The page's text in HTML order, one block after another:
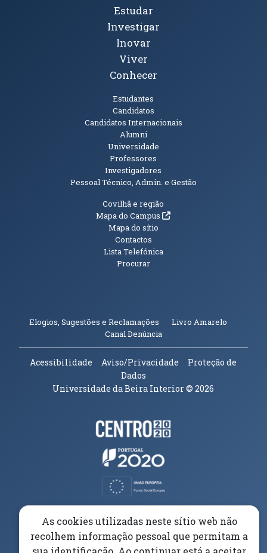
Tópicos Principais
Estudar
Investigar
Inovar
Viver
Conhecer
Estudantes
Candidatos
Candidatos Internacionais
Alumni
Universidade
Professores
Investigadores
Pessoal Técnico, Admin. e Gestão
Informações Adicionais
Covilhã e região
Mapa do Campus(abre em nova janela)
Mapa do sítio
Contactos
Lista Telefónica
Procurar
Elogios, Sugestões e Reclamações Livro Amarelo
Canal Denúncia(abre em nova janela)
Acessibilidade Aviso/Privacidade
Proteção de
Dados
Universidade da Beira Interior© 2026
Parceiros e Financiadores
(abre em nova janela)
As cookies utilizadas neste sítio web não
recolhem informação pessoal que permitam a